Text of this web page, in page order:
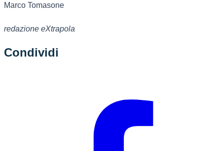
Marco Tomasone
redazione eXtrapola
Condividi